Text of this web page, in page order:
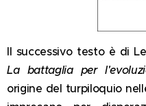
Il successivo testo è di
La battaglia per
origine del turpiloquio